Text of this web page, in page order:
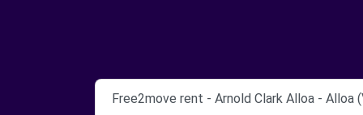
Free2move rent - Arnold Clark Alloa - Alloa